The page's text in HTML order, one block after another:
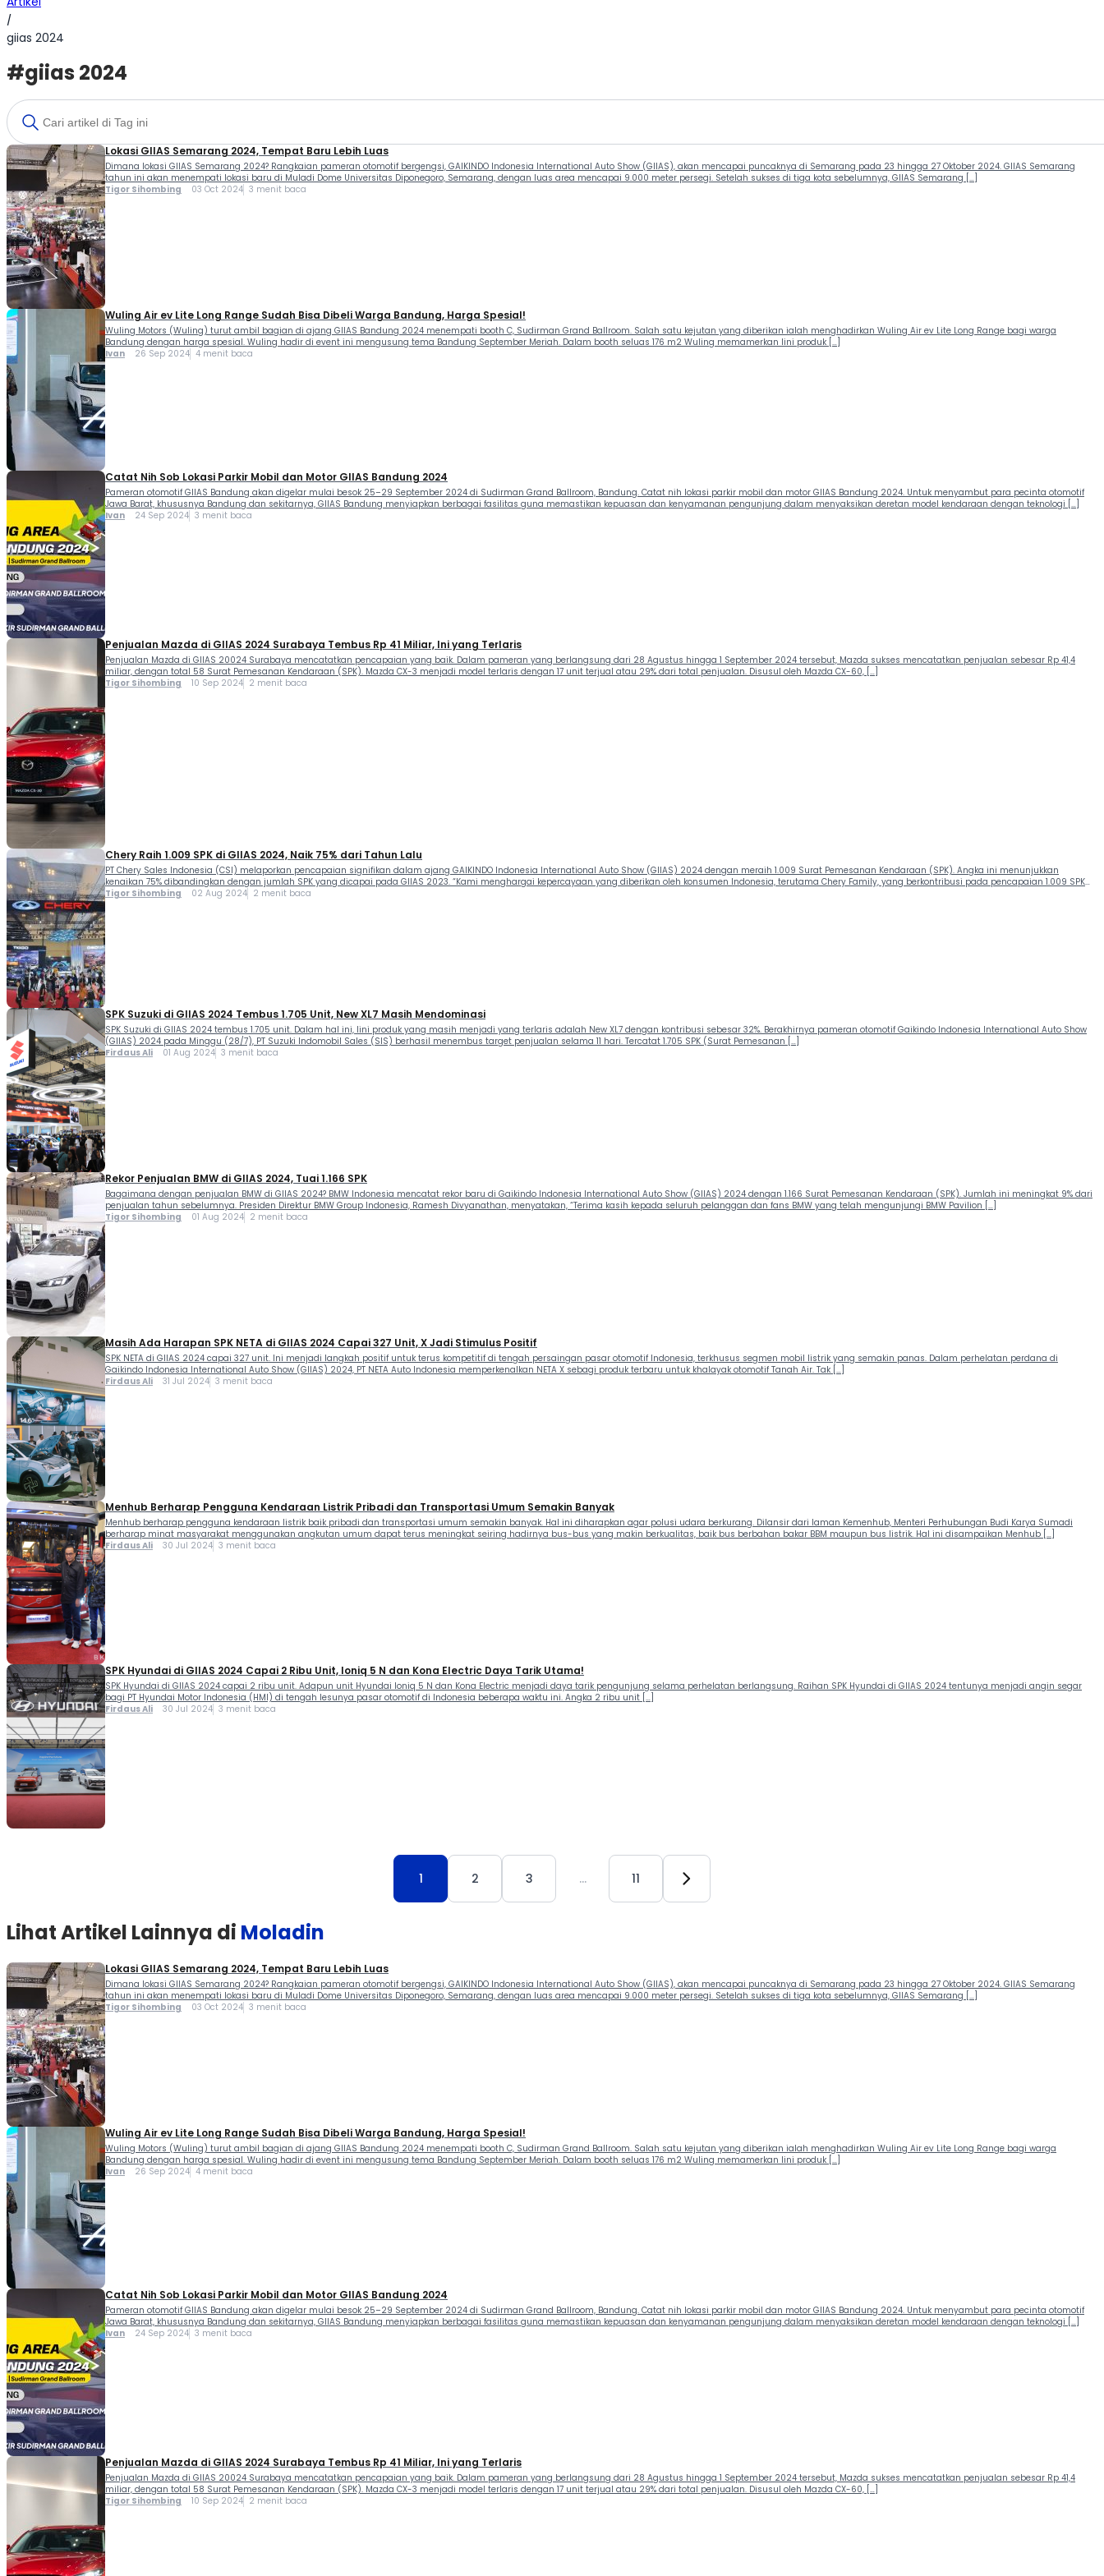
/
giias 2024
#giias 2024
Lokasi GIIAS Semarang 2024, Tempat Baru Lebih Luas
Dimana lokasi GIIAS Semarang 2024? Rangkaian pameran otomotif bergengsi, GAIKINDO Indonesia International Auto Show (GIIAS), akan mencapai puncaknya di Semarang pada 23 hingga 27 Oktober 2024. GIIAS Semarang
tahun ini akan menempati lokasi baru di Muladi Dome Universitas Diponegoro, Semarang, dengan luas area mencapai 9.000 meter persegi. Setelah sukses di tiga kota sebelumnya, GIIAS Semarang […]
Tigor Sihombing 03 Oct 2024 3 menit baca
Wuling Air ev Lite Long Range Sudah Bisa Dibeli Warga Bandung, Harga Spesial!
Wuling Motors (Wuling) turut ambil bagian di ajang GIIAS Bandung 2024 menempati booth C, Sudirman Grand Ballroom. Salah satu kejutan yang diberikan ialah menghadirkan Wuling Air ev Lite Long Range bagi warga
Bandung dengan harga spesial. Wuling hadir di event ini mengusung tema Bandung September Meriah. Dalam booth seluas 176 m2 Wuling memamerkan lini produk […]
Ivan 26 Sep 2024 4 menit baca
Catat Nih Sob Lokasi Parkir Mobil dan Motor GIIAS Bandung 2024
Pameran otomotif GIIAS Bandung akan digelar mulai besok 25–29 September 2024 di Sudirman Grand Ballroom, Bandung. Catat nih lokasi parkir mobil dan motor GIIAS Bandung 2024. Untuk menyambut para pecinta otomotif
Jawa Barat, khususnya Bandung dan sekitarnya, GIIAS Bandung menyiapkan berbagai fasilitas guna memastikan kepuasan dan kenyamanan pengunjung dalam menyaksikan deretan model kendaraan dengan teknologi […]
Ivan 24 Sep 2024 3 menit baca
Penjualan Mazda di GIIAS 2024 Surabaya Tembus Rp 41 Miliar, Ini yang Terlaris
Penjualan Mazda di GIIAS 20024 Surabaya mencatatkan pencapaian yang baik. Dalam pameran yang berlangsung dari 28 Agustus hingga 1 September 2024 tersebut, Mazda sukses mencatatkan penjualan sebesar Rp 41,4
miliar, dengan total 58 Surat Pemesanan Kendaraan (SPK). Mazda CX-3 menjadi model terlaris dengan 17 unit terjual atau 29% dari total penjualan. Disusul oleh Mazda CX-60, […]
Tigor Sihombing 10 Sep 2024 2 menit baca
Chery Raih 1.009 SPK di GIIAS 2024, Naik 75% dari Tahun Lalu
PT Chery Sales Indonesia (CSI) melaporkan pencapaian signifikan dalam ajang GAIKINDO Indonesia International Auto Show (GIIAS) 2024 dengan meraih 1.009 Surat Pemesanan Kendaraan (SPK). Angka ini menunjukkan
kenaikan 75% dibandingkan dengan jumlah SPK yang dicapai pada GIIAS 2023. “Kami menghargai kepercayaan yang diberikan oleh konsumen Indonesia, terutama Chery Family, yang berkontribusi pada pencapaian 1.009 SPK
[…]
Tigor Sihombing 02 Aug 2024 2 menit baca
SPK Suzuki di GIIAS 2024 Tembus 1.705 Unit, New XL7 Masih Mendominasi
SPK Suzuki di GIIAS 2024 tembus 1.705 unit. Dalam hal ini, lini produk yang masih menjadi yang terlaris adalah New XL7 dengan kontribusi sebesar 32%. Berakhirnya pameran otomotif Gaikindo Indonesia International Auto Show
(GIIAS) 2024 pada Minggu (28/7), PT Suzuki Indomobil Sales (SIS) berhasil menembus target penjualan selama 11 hari. Tercatat 1.705 SPK (Surat Pemesanan […]
Firdaus Ali 01 Aug 2024 3 menit baca
Rekor Penjualan BMW di GIIAS 2024, Tuai 1.166 SPK
Bagaimana dengan penjualan BMW di GIIAS 2024? BMW Indonesia mencatat rekor baru di Gaikindo Indonesia International Auto Show (GIIAS) 2024 dengan 1.166 Surat Pemesanan Kendaraan (SPK). Jumlah ini meningkat 9% dari
penjualan tahun sebelumnya. Presiden Direktur BMW Group Indonesia, Ramesh Divyanathan, menyatakan, “Terima kasih kepada seluruh pelanggan dan fans BMW yang telah mengunjungi BMW Pavilion […]
Tigor Sihombing 01 Aug 2024 2 menit baca
Masih Ada Harapan SPK NETA di GIIAS 2024 Capai 327 Unit, X Jadi Stimulus Positif
SPK NETA di GIIAS 2024 capai 327 unit. Ini menjadi langkah positif untuk terus kompetitif di tengah persaingan pasar otomotif Indonesia, terkhusus segmen mobil listrik yang semakin panas. Dalam perhelatan perdana di
Gaikindo Indonesia International Auto Show (GIIAS) 2024, PT NETA Auto Indonesia memperkenalkan NETA X sebagi produk terbaru untuk khalayak otomotif Tanah Air. Tak […]
Firdaus Ali 31 Jul 2024 3 menit baca
Menhub Berharap Pengguna Kendaraan Listrik Pribadi dan Transportasi Umum Semakin Banyak
Menhub berharap pengguna kendaraan listrik baik pribadi dan transportasi umum semakin banyak. Hal ini diharapkan agar polusi udara berkurang. Dilansir dari laman Kemenhub, Menteri Perhubungan Budi Karya Sumadi
berharap minat masyarakat menggunakan angkutan umum dapat terus meningkat seiring hadirnya bus-bus yang makin berkualitas, baik bus berbahan bakar BBM maupun bus listrik. Hal ini disampaikan Menhub […]
Firdaus Ali 30 Jul 2024 3 menit baca
SPK Hyundai di GIIAS 2024 Capai 2 Ribu Unit, Ioniq 5 N dan Kona Electric Daya Tarik Utama!
SPK Hyundai di GIIAS 2024 capai 2 ribu unit. Adapun unit Hyundai Ioniq 5 N dan Kona Electric menjadi daya tarik pengunjung selama perhelatan berlangsung. Raihan SPK Hyundai di GIIAS 2024 tentunya menjadi angin segar
bagi PT Hyundai Motor Indonesia (HMI) di tengah lesunya pasar otomotif di Indonesia beberapa waktu ini. Angka 2 ribu unit […]
Firdaus Ali 30 Jul 2024 3 menit baca
1 2 3 … 11
Lihat Artikel Lainnya di Moladin
Lokasi GIIAS Semarang 2024, Tempat Baru Lebih Luas
Dimana lokasi GIIAS Semarang 2024? Rangkaian pameran otomotif bergengsi, GAIKINDO Indonesia International Auto Show (GIIAS), akan mencapai puncaknya di Semarang pada 23 hingga 27 Oktober 2024. GIIAS Semarang
tahun ini akan menempati lokasi baru di Muladi Dome Universitas Diponegoro, Semarang, dengan luas area mencapai 9.000 meter persegi. Setelah sukses di tiga kota sebelumnya, GIIAS Semarang […]
Tigor Sihombing 03 Oct 2024 3 menit baca
Wuling Air ev Lite Long Range Sudah Bisa Dibeli Warga Bandung, Harga Spesial!
Wuling Motors (Wuling) turut ambil bagian di ajang GIIAS Bandung 2024 menempati booth C, Sudirman Grand Ballroom. Salah satu kejutan yang diberikan ialah menghadirkan Wuling Air ev Lite Long Range bagi warga
Bandung dengan harga spesial. Wuling hadir di event ini mengusung tema Bandung September Meriah. Dalam booth seluas 176 m2 Wuling memamerkan lini produk […]
Ivan 26 Sep 2024 4 menit baca
Catat Nih Sob Lokasi Parkir Mobil dan Motor GIIAS Bandung 2024
Pameran otomotif GIIAS Bandung akan digelar mulai besok 25–29 September 2024 di Sudirman Grand Ballroom, Bandung. Catat nih lokasi parkir mobil dan motor GIIAS Bandung 2024. Untuk menyambut para pecinta otomotif
Jawa Barat, khususnya Bandung dan sekitarnya, GIIAS Bandung menyiapkan berbagai fasilitas guna memastikan kepuasan dan kenyamanan pengunjung dalam menyaksikan deretan model kendaraan dengan teknologi […]
Ivan 24 Sep 2024 3 menit baca
Penjualan Mazda di GIIAS 2024 Surabaya Tembus Rp 41 Miliar, Ini yang Terlaris
Penjualan Mazda di GIIAS 20024 Surabaya mencatatkan pencapaian yang baik. Dalam pameran yang berlangsung dari 28 Agustus hingga 1 September 2024 tersebut, Mazda sukses mencatatkan penjualan sebesar Rp 41,4
miliar, dengan total 58 Surat Pemesanan Kendaraan (SPK). Mazda CX-3 menjadi model terlaris dengan 17 unit terjual atau 29% dari total penjualan. Disusul oleh Mazda CX-60, […]
Tigor Sihombing 10 Sep 2024 2 menit baca